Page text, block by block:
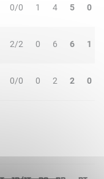
0/0 1 4 5 0
2/2 0 6 6 1
0/0 0 2 2 0